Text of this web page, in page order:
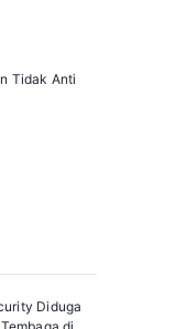
Tidak Anti
Diduga